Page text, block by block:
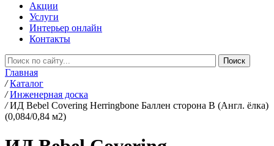
Акции
Услуги
Интерьер онлайн
Контакты
Главная
/ Каталог
/ Инженерная доска
/ ИД Bebel Covering Herringbone Баллен сторона В (Англ. ёлка)
(0,084/0,84 м2)